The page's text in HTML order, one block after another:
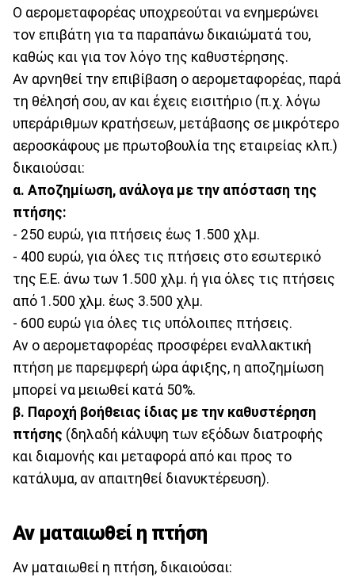
Ο αερομεταφορέας υποχρεούται να ενημερώνει
τον επιβάτη για τα παραπάνω δικαιώματά του,
καθώς και για τον λόγο της καθυστέρησης.
Αν αρνηθεί την επιβίβαση ο αερομεταφορέας, παρά
τη θέλησή σου, αν και έχεις εισιτήριο (π.χ. λόγω
υπεράριθμων κρατήσεων, μετάβασης σε μικρότερο
αεροσκάφους με πρωτοβουλία της εταιρείας κλπ.)
δικαιούσαι:
α. Αποζημίωση, ανάλογα με την απόσταση της
πτήσης:
- 250 ευρώ, για πτήσεις έως 1.500 χλμ.
- 400 ευρώ, για όλες τις πτήσεις στο εσωτερικό
της Ε.Ε. άνω των 1.500 χλμ. ή για όλες τις πτήσεις
από 1.500 χλμ. έως 3.500 χλμ.
- 600 ευρώ για όλες τις υπόλοιπες πτήσεις.
Αν ο αερομεταφορέας προσφέρει εναλλακτική
πτήση με παρεμφερή ώρα άφιξης, η αποζημίωση
μπορεί να μειωθεί κατά 50%.
β. Παροχή βοήθειας ίδιας με την καθυστέρηση
πτήσης (δηλαδή κάλυψη των εξόδων διατροφής
και διαμονής και μεταφορά από και προς το
κατάλυμα, αν απαιτηθεί διανυκτέρευση).
Αν ματαιωθεί η πτήση
Αν ματαιωθεί η πτήση, δικαιούσαι: